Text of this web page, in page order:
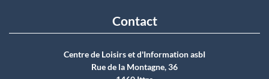
Contact
Centre de Loisirs et d'Information asbI
Rue de la Montagne, 36